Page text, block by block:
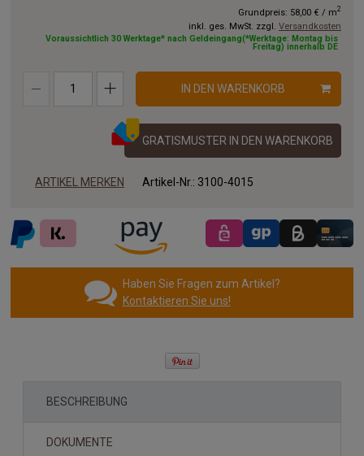
Grundpreis: 58,00 € / m2
inkl. ges. MwSt. zzgl. Versandkosten
Voraussichtlich 30 Werktage* nach Geldeingang(*Werktage: Montag bis
Freitag) innerhalb DE
IN DEN WARENKORB
GRATISMUSTER IN DEN WARENKORB
ARTIKEL MERKEN Artikel-Nr.: 3100-4015
Haben Sie Fragen zum Artikel?
Kontaktieren Sie uns!
BESCHREIBUNG
DOKUMENTE